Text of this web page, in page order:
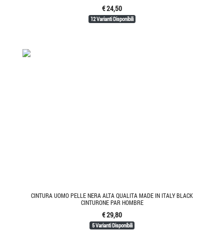
€ 24,50
12 Varianti Disponibili
CINTURA UOMO PELLE NERA ALTA QUALITA MADE IN ITALY BLACK
CINTURONE PAR HOMBRE
€ 29,80
5 Varianti Disponibili